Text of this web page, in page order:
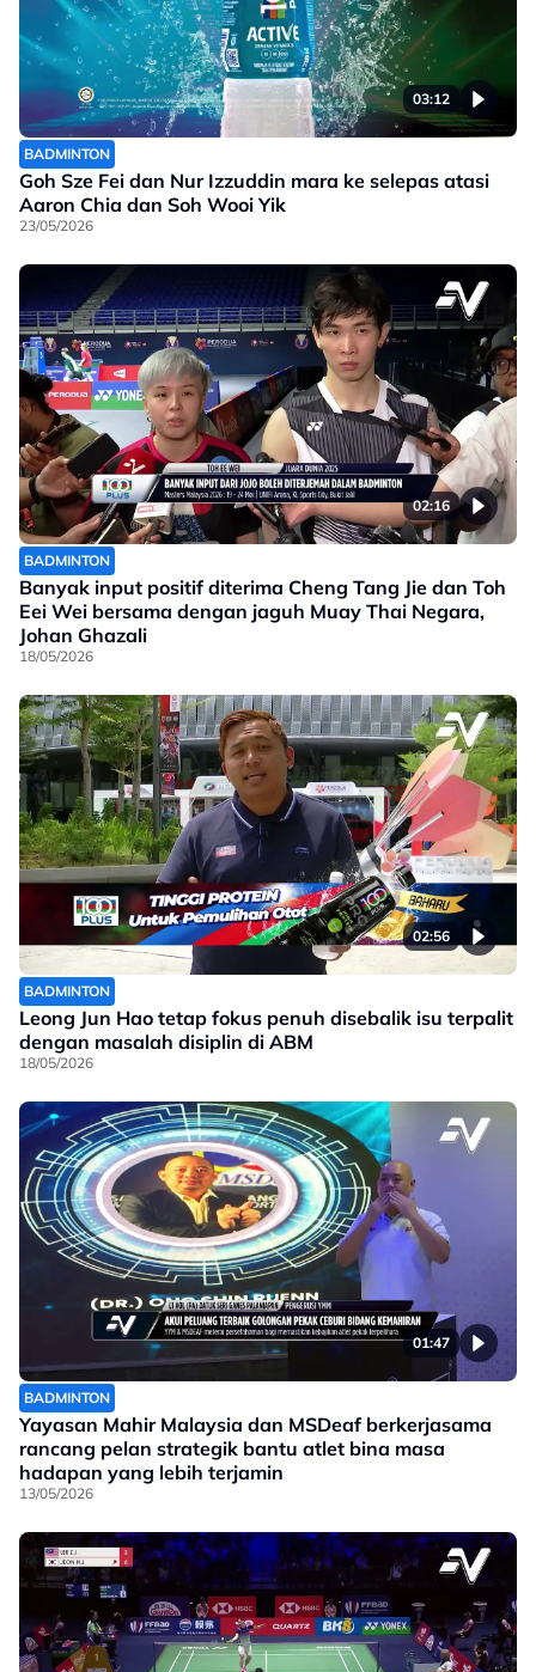
03:12
BADMINTON
Goh Sze Fei dan Nur Izzuddin mara ke selepas atasi
Aaron Chia dan Soh Wooi Yik
23/05/2026
02:16
BADMINTON
Banyak input positif diterima Cheng Tang Jie dan Toh
Eei Wei bersama dengan jaguh Muay Thai Negara,
Johan Ghazali
18/05/2026
02:56
BADMINTON
Leong Jun Hao tetap fokus penuh disebalik isu terpalit
dengan masalah disiplin di ABM
18/05/2026
01:47
BADMINTON
Yayasan Mahir Malaysia dan MSDeaf berkerjasama
rancang pelan strategik bantu atlet bina masa
hadapan yang lebih terjamin
13/05/2026